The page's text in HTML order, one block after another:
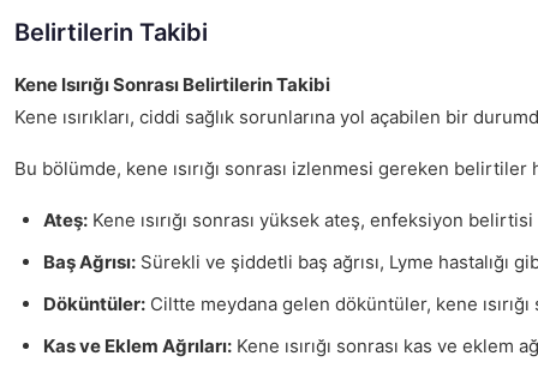
Belirtilerin Takibi
Kene Isırığı Sonrası Belirtilerin Takibi
Kene ısırıkları, ciddi sağlık sorunlarına yol açabilen bir
Bu bölümde, kene ısırığı sonrası izlenmesi gereken
Ateş: Kene ısırığı sonrası yüksek ateş, enfeksiyon
Baş Ağrısı: Sürekli ve şiddetli baş ağrısı, Lyme hastalığı
Döküntüler: Ciltte meydana gelen döküntüler, kene
Kas ve Eklem Ağrıları: Kene ısırığı sonrası kas ve